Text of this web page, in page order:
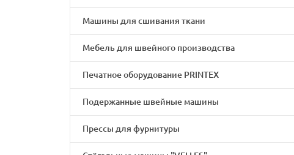
Машины для сшивания ткани
Мебель для швейного производства
Печатное оборудование PRINTEX
Подержанные швейные машины
Прессы для фурнитуры